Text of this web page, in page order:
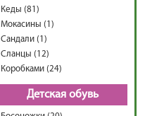
Кеды (81)
Мокасины (1)
Сандали (1)
Сланцы (12)
Коробками (24)
Детская обувь